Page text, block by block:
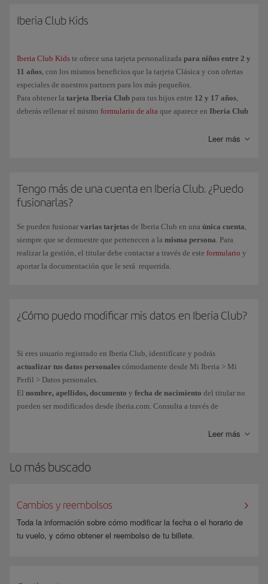
Clásica
Platino
Infinita
ofrece una tarjeta personalizada con las mismas ventajas que el nivel
Clásica y con ofertas especiales de nuestros partners.
deberás rellenar el mismo formulario de alta que aparece en
Iberia Club
Kids
(necesario al ser menores de edad).
Iberia Club Kids
Iberia Club Kids te ofrece una tarjeta personalizada para niños entre 2 y
11 años, con los mismos beneficios que la tarjeta Clásica y con ofertas
especiales de nuestros partners para los más pequeños.
Para obtener la tarjeta Iberia Club para tus hijos entre 12 y 17 años,
deberás rellenar el mismo formulario de alta que aparece en Iberia Club
Leer más
Tengo más de una cuenta en Iberia Club. ¿Puedo
fusionarlas?
Se pueden fusionar varias tarjetas de Iberia Club en una única cuenta,
siempre que se demuestre que pertenecen a la misma persona. Para
realizar la gestión, el titular debe contactar a través de este formulario y
aportar la documentación que le será requerida.
¿Cómo puedo modificar mis datos en Iberia Club?
Si eres usuario registrado en Iberia Club, identifícate y podrás
actualizar tus datos personales cómodamente desde Mi Iberia > Mi
Perfil > Datos personales.
El nombre, apellidos, documento y fecha de nacimiento del titular no
pueden ser modificados desde iberia.com. Consulta a través de
Leer más
Lo más buscado
Cambios y reembolsos
Toda la información sobre cómo modificar la fecha o el horario de
tu vuelo, y cómo obtener el reembolso de tu billete.